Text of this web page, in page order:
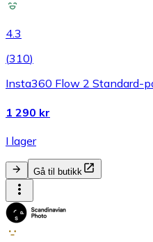
4.3
(310)
Insta360 Flow 2 Standard-
1 290 kr
I lager
Gå til butikk